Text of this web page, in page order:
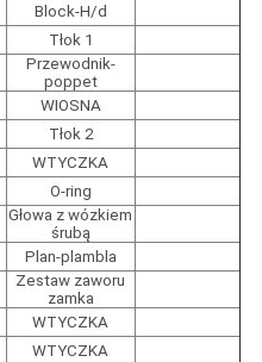
Block-H/d
Tłok 1
Przewodnik-
poppet
WIOSNA
Tłok 2
WTYCZKA
O-ring
Głowa z wózkiem
śrubą
Plan-plambla
Zestaw zaworu
zamka
WTYCZKA
WTYCZKA